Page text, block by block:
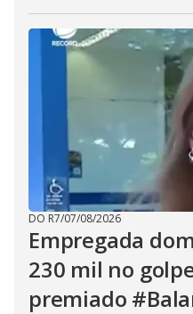
DO R7/07/08/2026
Empregada
230 mil no
premiado